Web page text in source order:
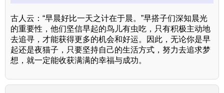
古人云：“早晨好比一天之计在于晨。”早搭子们深知晨光
的重要性，他们坚信早起的鸟儿有虫吃，只有积极主动地
去追寻，才能获得更多的机会和好运。因此，无论你是早
起还是夜猫子，只要坚持自己的生活方式，努力去追求梦
想，就一定能收获满满的幸福与成功。